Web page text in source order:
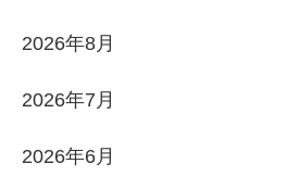
2026年8月
2026年7月
2026年6月